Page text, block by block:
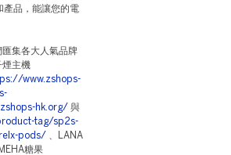
產品，能讓您的電
匯集各大人氣品牌
煙主機
www.zshops-
hk.org/ 與
tag/sp2s-
pods/ 、LANA
糖果